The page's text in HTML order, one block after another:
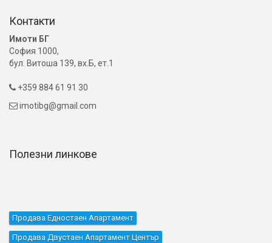
Контакти
Имоти БГ
София 1000,
бул. Витоша 139, вх.Б, ет.1
 +359 884 61 91 30
 imotibg@gmail.com
Полезни линкове
Продава Едностаен Апартамент
Продава Двустаен Апартамент Център